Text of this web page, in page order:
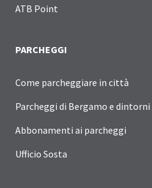
ATB Point
PARCHEGGI
Come parcheggiare in città
Parcheggi di Bergamo e dintorni
Abbonamenti ai parcheggi
Ufficio Sosta